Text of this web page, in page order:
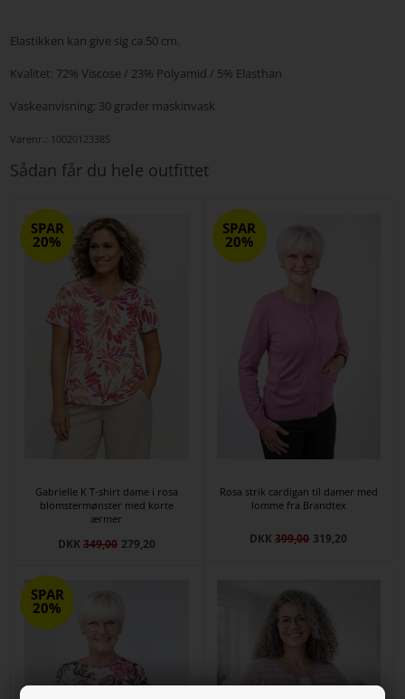
Elastikken kan give sig ca.50 cm.
Kvalitet: 72% Viscose / 23% Polyamid / 5% Elasthan
Vaskeanvisning: 30 grader maskinvask
Varenr.: 10020123385
Sådan får du hele outfittet
SPAR
20%
Gabrielle K T-shirt dame i rosa
blomstermønster med korte
ærmer
DKK349,00 279,20
SPAR
20%
Rosa strik cardigan til damer med
lomme fra Brandtex
DKK399,00 319,20
SPAR
20%